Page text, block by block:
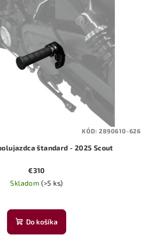
štandard - 2025 Scout
€310
Skladom (>5 ks)
Do košíka
KÓD:2890610-626